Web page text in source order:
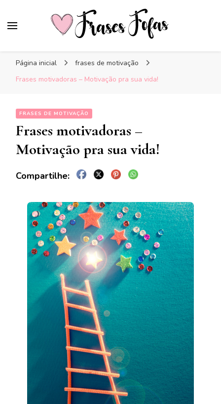
Página inicial
frases de motivação
Frases motivadoras – Motivação pra sua vida!
FRASES DE MOTIVAÇÃO
Frases motivadoras –
Motivação pra sua vida!